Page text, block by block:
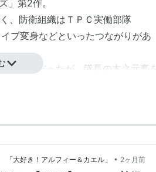
」第2作。
、防衛組織はＴＰＣ実働部隊
プ変身などといったつながりがあ
剛士
だったが、隊長の木之元亮を
ィー＆カエル」 • 2ヶ月前